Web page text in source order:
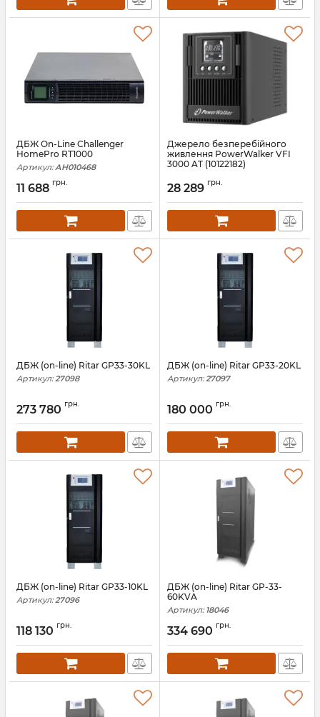
ДБЖ On-Line Challenger
HomePro RT1000
Артикул: АН010468
11 688 грн.
Джерело безперебійного
живлення PowerWalker VFI
3000 AT (10122182)
28 289 грн.
ДБЖ (on-line) Ritar GP33-30KL
Артикул: 27098
273 780 грн.
ДБЖ (on-line) Ritar GP33-20KL
Артикул: 27097
180 000 грн.
ДБЖ (on-line) Ritar GP33-10KL
Артикул: 27096
118 130 грн.
ДБЖ (on-line) Ritar GP-33-
60KVA
Артикул: 18046
334 690 грн.